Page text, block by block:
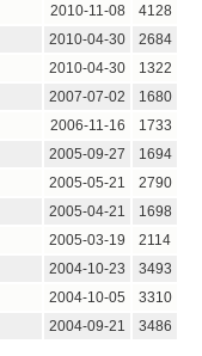
2010-11-08
4128
2010-04-30
2684
2010-04-30
1322
2007-07-02
1680
2006-11-16
1733
2005-09-27
1694
2005-05-21
2790
2005-04-21
1698
2005-03-19
2114
2004-10-23
3493
2004-10-05
3310
2004-09-21 3486